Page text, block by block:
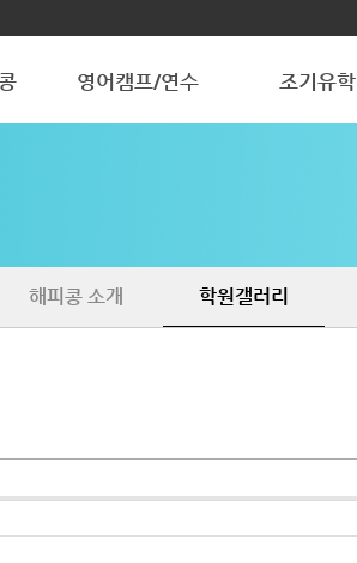
영어캠프/연수 조기유학
해피콩 소개 학원갤러리